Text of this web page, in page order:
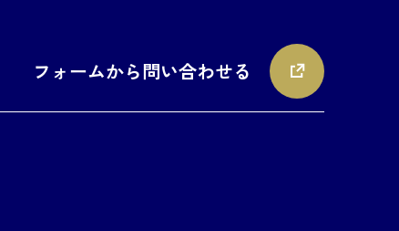
フォームから問い合わせる